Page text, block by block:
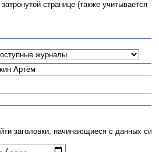
странице (также учитывается
заголовки, начинающиеся с данных